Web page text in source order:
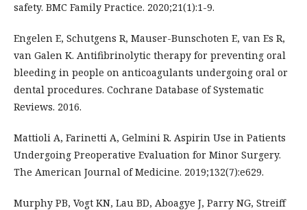
safety. BMC Family Practice. 2020;21(1):1-9.
Engelen E, Schutgens R, Mauser-Bunschoten E, van Es R,
van Galen K. Antifibrinolytic therapy for preventing oral
bleeding in people on anticoagulants undergoing oral or
dental procedures. Cochrane Database of Systematic
Reviews. 2016.
Mattioli A, Farinetti A, Gelmini R. Aspirin Use in Patients
Undergoing Preoperative Evaluation for Minor Surgery.
The American Journal of Medicine. 2019;132(7):e629.
Murphy PB, Vogt KN, Lau BD, Aboagye J, Parry NG, Streiff